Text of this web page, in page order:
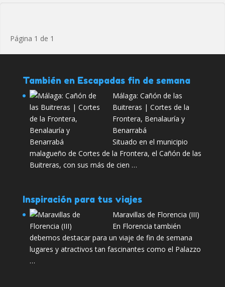
Página 1 de 1
También en Escapadas fin de semana
Málaga: Cañón de las
Buitreras | Cortes de la
Frontera, Benalauría y
Benarrabá
Situado en el municipio
malagueño de Cortes de la Frontera, el Cañón de las
Buitreras, con sus más de cien …
Inspiración para tus viajes
Maravillas de Florencia (III)
En Florencia también
debemos destacar para un viaje de fin de semana
lugares y atractivos tan fascinantes como el Palazzo
…